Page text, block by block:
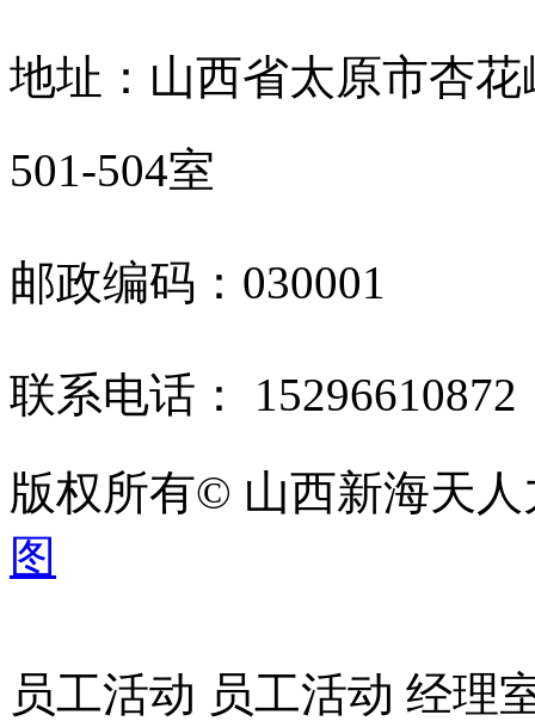
地址：山西省太原市杏
501-504室
邮政编码：030001
联系电话：
版权所有© 山西新海天
图
员工活动 员工活动 经理